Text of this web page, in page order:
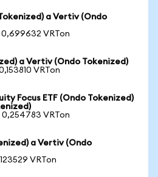
a Vertiv (Ondo
0,699632 VRTon
a Vertiv (Ondo Tokenized)
VRTon
Focus ETF (Ondo Tokenized)
0,254783 VRTon
a Vertiv (Ondo
VRTon